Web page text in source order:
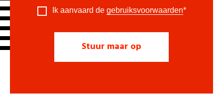
Ik aanvaard de gebruiksvoorwaarden*